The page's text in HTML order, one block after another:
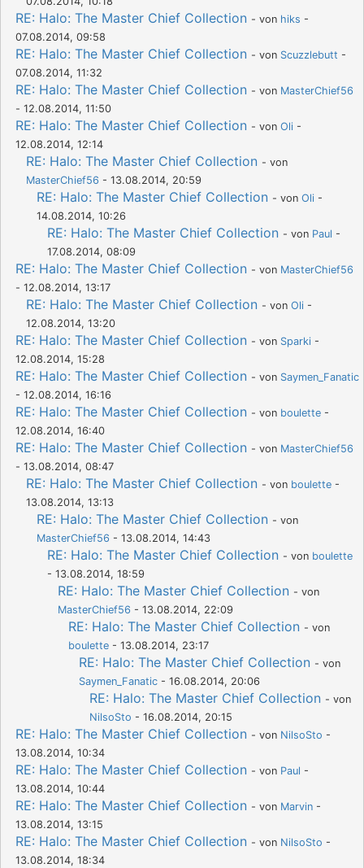
RE: Halo: The Master Chief Collection - von hiks -
07.08.2014, 09:58
RE: Halo: The Master Chief Collection - von Scuzzlebutt -
07.08.2014, 11:32
RE: Halo: The Master Chief Collection - von MasterChief56
- 12.08.2014, 11:50
RE: Halo: The Master Chief Collection - von Oli -
12.08.2014, 12:14
RE: Halo: The Master Chief Collection - von
MasterChief56 - 13.08.2014, 20:59
RE: Halo: The Master Chief Collection - von Oli -
14.08.2014, 10:26
RE: Halo: The Master Chief Collection - von Paul -
17.08.2014, 08:09
RE: Halo: The Master Chief Collection - von MasterChief56
- 12.08.2014, 13:17
RE: Halo: The Master Chief Collection - von Oli -
12.08.2014, 13:20
RE: Halo: The Master Chief Collection - von Sparki -
12.08.2014, 15:28
RE: Halo: The Master Chief Collection - von Saymen_Fanatic
- 12.08.2014, 16:16
RE: Halo: The Master Chief Collection - von boulette -
12.08.2014, 16:40
RE: Halo: The Master Chief Collection - von MasterChief56
- 13.08.2014, 08:47
RE: Halo: The Master Chief Collection - von boulette -
13.08.2014, 13:13
RE: Halo: The Master Chief Collection - von
MasterChief56 - 13.08.2014, 14:43
RE: Halo: The Master Chief Collection - von boulette
- 13.08.2014, 18:59
RE: Halo: The Master Chief Collection - von
MasterChief56 - 13.08.2014, 22:09
RE: Halo: The Master Chief Collection - von
boulette - 13.08.2014, 23:17
RE: Halo: The Master Chief Collection - von
Saymen_Fanatic - 16.08.2014, 20:06
RE: Halo: The Master Chief Collection - von
NilsoSto - 16.08.2014, 20:15
RE: Halo: The Master Chief Collection - von NilsoSto -
13.08.2014, 10:34
RE: Halo: The Master Chief Collection - von Paul -
13.08.2014, 10:44
RE: Halo: The Master Chief Collection - von Marvin -
13.08.2014, 13:15
RE: Halo: The Master Chief Collection - von NilsoSto -
13.08.2014, 18:34